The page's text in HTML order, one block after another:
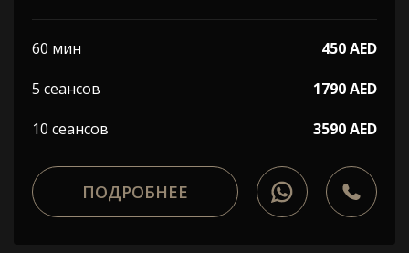
60 мин
450 AED
5 сеансов
1790 AED
10 сеансов
3590 AED
ПОДРОБНЕЕ